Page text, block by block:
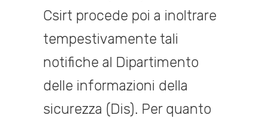
Csirt procede poi a inoltrare
tempestivamente tali
notifiche al Dipartimento
delle informazioni della
sicurezza (Dis). Per quanto